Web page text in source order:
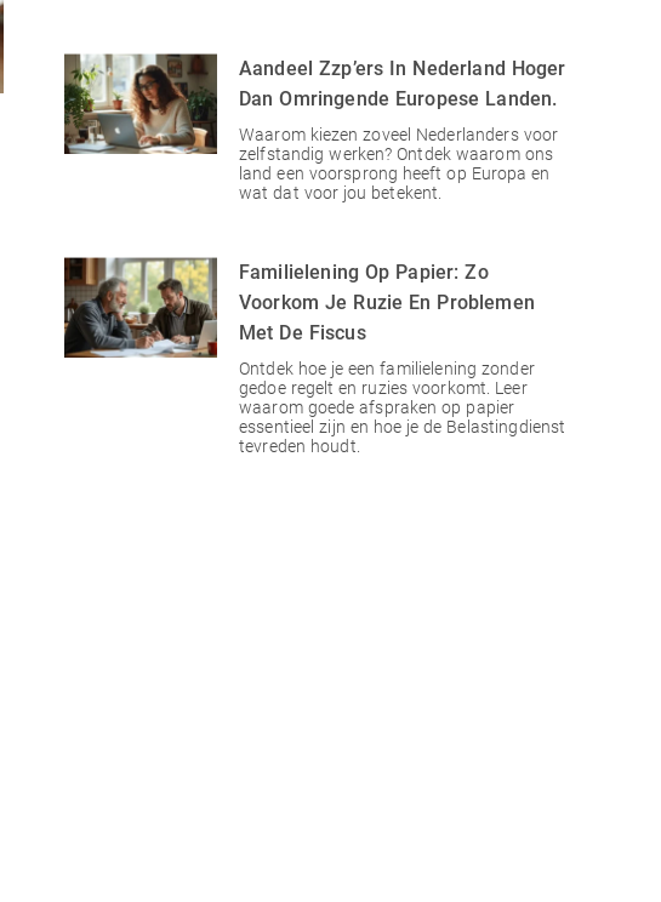
Aandeel Zzp’ers In Nederland Hoger
Dan Omringende Europese Landen.
Waarom kiezen zoveel Nederlanders voor
zelfstandig werken? Ontdek waarom ons
land een voorsprong heeft op Europa en
wat dat voor jou betekent.
Familielening Op Papier: Zo
Voorkom Je Ruzie En Problemen
Met De Fiscus
Ontdek hoe je een familielening zonder
gedoe regelt en ruzies voorkomt. Leer
waarom goede afspraken op papier
essentieel zijn en hoe je de Belastingdienst
tevreden houdt.